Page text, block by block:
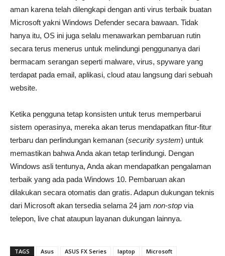
aman karena telah dilengkapi dengan anti virus terbaik buatan
Microsoft yakni Windows Defender secara bawaan. Tidak
hanya itu, OS ini juga selalu menawarkan pembaruan rutin
secara terus menerus untuk melindungi penggunanya dari
bermacam serangan seperti malware, virus, spyware yang
terdapat pada email, aplikasi, cloud atau langsung dari sebuah
website.
Ketika pengguna tetap konsisten untuk terus memperbarui
sistem operasinya, mereka akan terus mendapatkan fitur-fitur
terbaru dan perlindungan kemanan (security system) untuk
memastikan bahwa Anda akan tetap terlindungi. Dengan
Windows asli tentunya, Anda akan mendapatkan pengalaman
terbaik yang ada pada Windows 10. Pembaruan akan
dilakukan secara otomatis dan gratis. Adapun dukungan teknis
dari Microsoft akan tersedia selama 24 jam non-stop via
telepon, live chat ataupun layanan dukungan lainnya.
TAGS Asus ASUS FX Series laptop
Microsoft